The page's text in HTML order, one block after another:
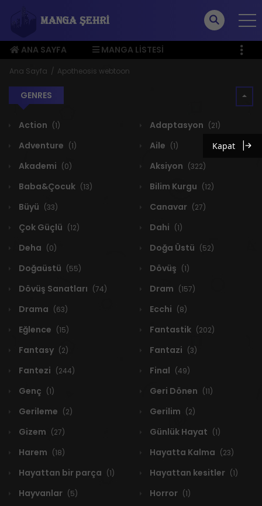
ANA SAYFA
MANGA LISTESI
ÜYE MENÜSÜ
Ana Sayfa Apotheosis webtoon
GENRES
Action (1) Adaptasyon (21)
Adventure (1) Aile (1)
Akademi (0) Aksiyon (322)
Baba&Çocuk (13) Bilim Kurgu (12)
Büyü (33) Canavar (27)
Çok Güçlü (12) Dahi (1)
Deha (0) Doğa Üstü (52)
Doğaüstü (55) Dövüş (1)
Dövüş Sanatları (74) Dram (157)
Drama (63) Ecchi (8)
Eğlence (15) Fantastik (202)
Fantasy (2) Fantazi (3)
Fantezi (244) Final (49)
Genç (1) Geri Dönen (11)
Gerileme (2) Gerilim (2)
Gizem (27) Günlük Hayat (1)
Harem (18) Hayatta Kalma (23)
Hayattan bir parça (1) Hayattan kesitler (1)
Hayvanlar (5) Horror (1)
Kapat